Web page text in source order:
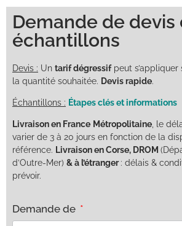
Demande de devis
échantillons
Devis : Un tarif dégressifpeut s’appliquer
la quantité souhaitée. Devis rapide.
Échantillons : Étapes clés et informations
Livraison en France Métropolitaine, le
varier de 3 à 20 jours en fonction de la
référence. Livraison en Corse, DROM
d’Outre-Mer) & à l’étranger: délais &
prévoir.
Demande de